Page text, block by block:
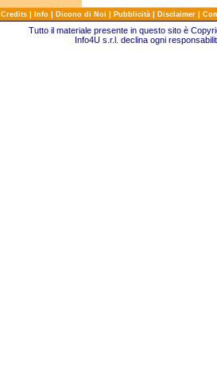
Credits | Info | Dicono di Noi | Pubblicità | Disclaimer |
Tutto il materiale presente in questo sito è
Info4U s.r.l. declina ogni